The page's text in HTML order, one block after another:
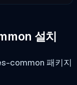
설치
common 패키지